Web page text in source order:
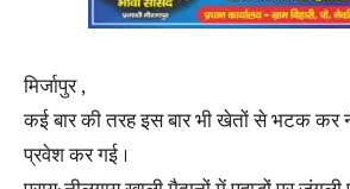
मिर्जापुर ,
कई बार की तरह इस बार भी खेतों से भटक
प्रवेश कर गई ।